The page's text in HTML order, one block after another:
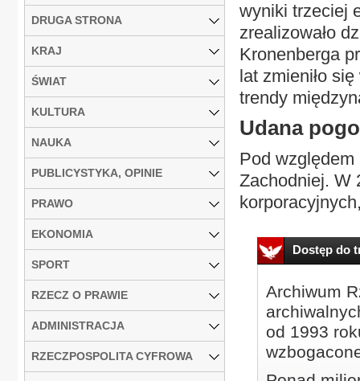
wyniki trzeciej
zrealizowało
Kronenberga
lat zmieniło
trendy
Udana
Pod
Zachodniej. W
Dostęp do
Archiwum
od 1993
DRUGA STRONA
KRAJ
ŚWIAT
KULTURA
NAUKA
PUBLICYSTYKA, OPINIE
PRAWO
EKONOMIA
SPORT
RZECZ O PRAWIE
ADMINISTRACJA
RZECZPOSPOLITA CYFROWA